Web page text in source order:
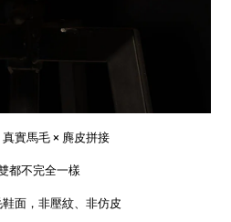
實馬毛 × 麂皮拼接
都不完全一樣
面，非壓紋、非仿皮